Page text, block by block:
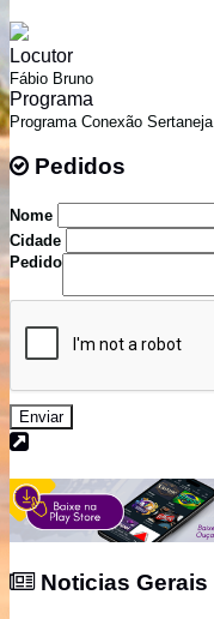
Locutor
Fábio Bruno
Programa
Programa Conexão Sertaneja
Pedidos
Nome
Cidade
Pedido
Enviar
Noticias Gerais